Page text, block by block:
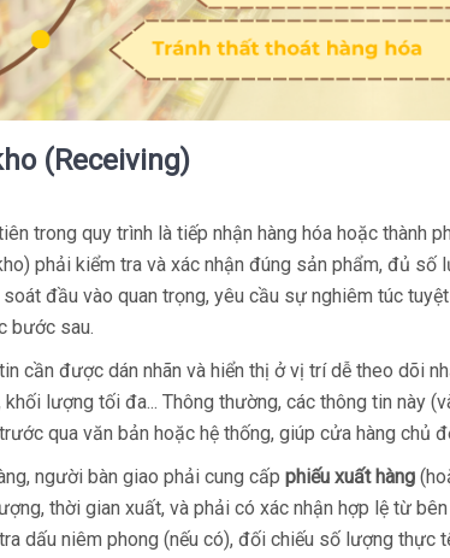
(Receiving)
trong quy trình là tiếp nhận hàng hóa hoặc thành
phải kiểm tra và xác nhận đúng sản phẩm, đủ số
đầu vào quan trọng, yêu cầu sự nghiêm túc
bước sau.
cần được dán nhãn và hiển thị ở vị trí dễ theo dõi
khối lượng tối đa... Thông thường, các thông tin này
qua văn bản hoặc hệ thống, giúp cửa hàng chủ
người bàn giao phải cung cấp phiếu xuất hàng
thời gian xuất, và phải có xác nhận hợp lệ từ
dấu niêm phong (nếu có), đối chiếu số lượng thực